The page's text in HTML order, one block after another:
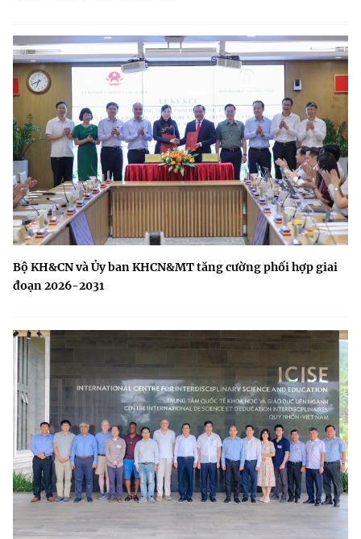
Bộ KH&CN và Ủy ban KHCN&MT tăng cường phối hợp giai
đoạn 2026-2031